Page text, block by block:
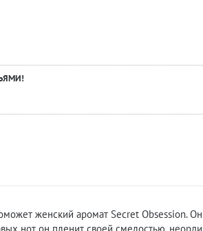
женский аромат Secret Obsession.